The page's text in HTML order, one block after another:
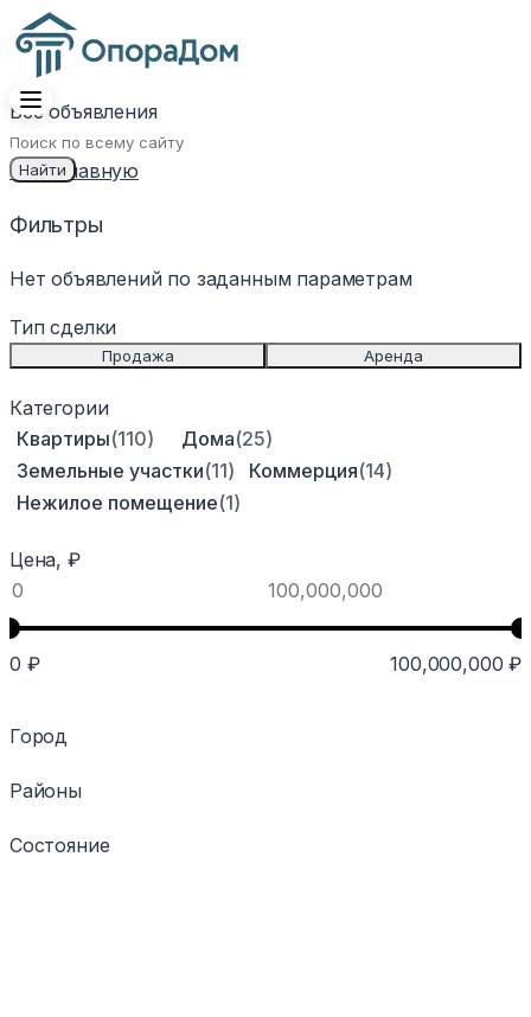
Все объявления
Найти
←На главную
Фильтры
Нет объявлений по заданным параметрам
Тип сделки
For Sale
Продажа For Rent
Аренда
Категории
Квартиры(110) Дома(25)
Земельные участки(11) Коммерция(14)
Нежилое помещение(1)
Цена, ₽
0 ₽ 100,000,000 ₽
Город
Районы
Состояние